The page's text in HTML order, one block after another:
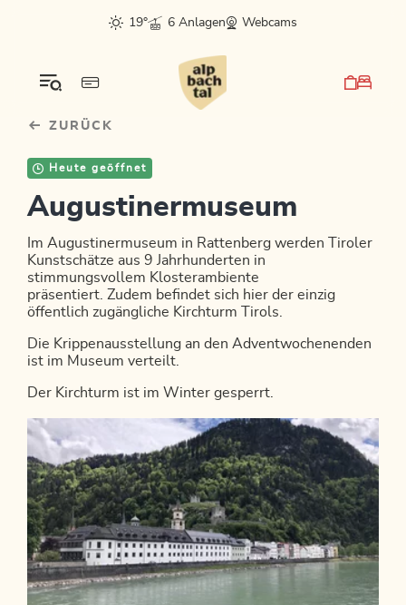
sr.skip-to.main-content
sr.skip-to.table-of-contents
sr.skip-to.main-navigation
19°
6 Anlagen Webcams
ZURÜCK
Heute geöffnet
Augustinermuseum
Im Augustinermuseum in Rattenberg werden Tiroler
Kunstschätze aus 9 Jahrhunderten in
stimmungsvollem Klosterambiente
präsentiert. Zudem befindet sich hier der einzig
öffentlich zugängliche Kirchturm Tirols.
Die Krippenausstellung an den Adventwochenenden
ist im Museum verteilt.
Der Kirchturm ist im Winter gesperrt.